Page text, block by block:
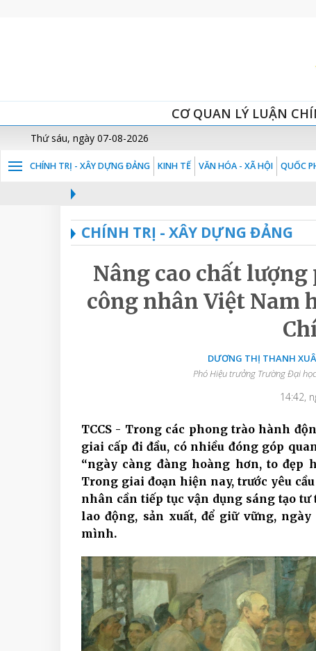
CƠ QUAN LÝ LUẬN
Thứ sáu, ngày 07-08-2026
CHÍNH TRỊ - XÂY DỰNG ĐẢNG KINH TẾ VĂN HÓA - XÃ HỘI QUỐC
CHÍNH TRỊ - XÂY DỰNG ĐẢNG
Nâng cao chất
công nhân Việt Nam
DƯƠNG THỊ THANH
Phó Hiệu trưởng Trường Đại
14:42,
TCCS - Trong các phong trào hành
giai cấp đi đầu, có nhiều đóng góp
“ngày càng đàng hoàng hơn, to đẹp
Trong giai đoạn hiện nay, trước yêu
nhân cần tiếp tục vận dụng sáng tạo
lao động, sản xuất, để giữ vững,
mình.